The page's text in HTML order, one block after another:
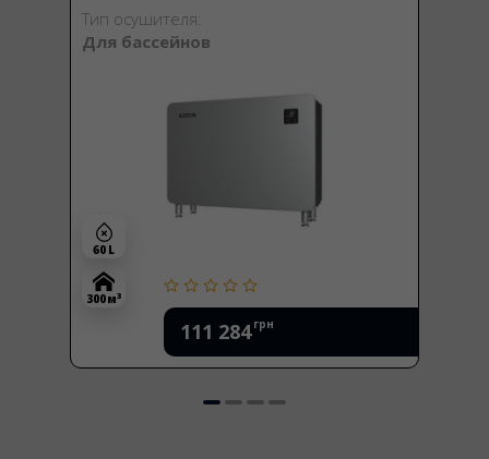
Тип осушителя:
Для бассейнов
111 284 грн
60 L
300 м3